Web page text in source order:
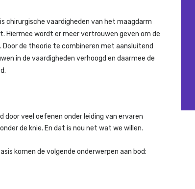
chirurgische vaardigheden van het maagdarm
Hiermee wordt er meer vertrouwen geven om de
de theorie te combineren met aansluitend
in de vaardigheden verhoogd en daarmee de
door veel oefenen onder leiding van ervaren
de knie. En dat is nou net wat we willen.
komen de volgende onderwerpen aan bod: